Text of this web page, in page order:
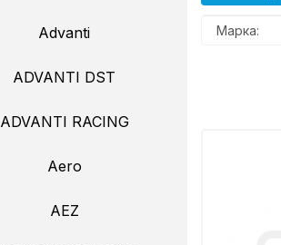
Advanti
ADVANTI DST
ADVANTI RACING
Aero
AEZ